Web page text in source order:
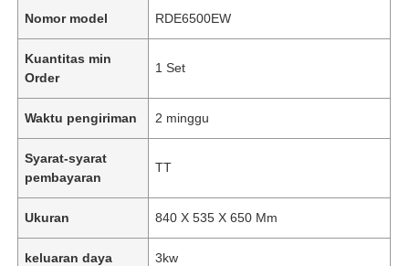
Nomor model RDE6500EW
Kuantitas min
Order
1 Set
Waktu pengiriman 2 minggu
Syarat-syarat
pembayaran
TT
Ukuran 840 X 535 X 650 Mm
keluaran daya 3kw